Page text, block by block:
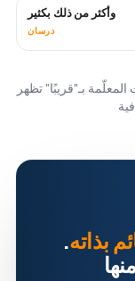
قريبًا
وأكثر من ذلك بكثير
درسان
بـ"قريبًا" تظهر
بذاته.